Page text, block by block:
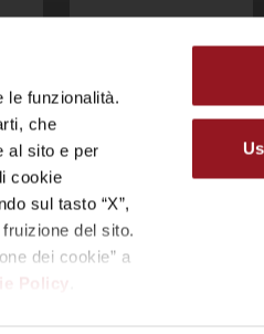
le funzionalità.
che
al sito e per
cookie
sul tasto “X”,
del sito.
dei cookie” a
Policy
titolari. L’utilizzo, la
proprietà intellettuale (copyright)
Codice Fiscale 03691660272 –
versato.
231 S.S.P. REYER VENEZIA